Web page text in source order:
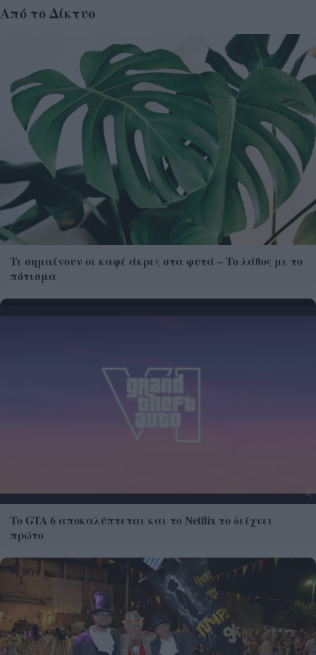
Από το Δίκτυο
Τι σημαίνουν οι καφέ άκρες στα φυτά – Το λάθος με το
πότισμα
Το GTA 6 αποκαλύπτεται και το Netflix το δείχνει
πρώτο